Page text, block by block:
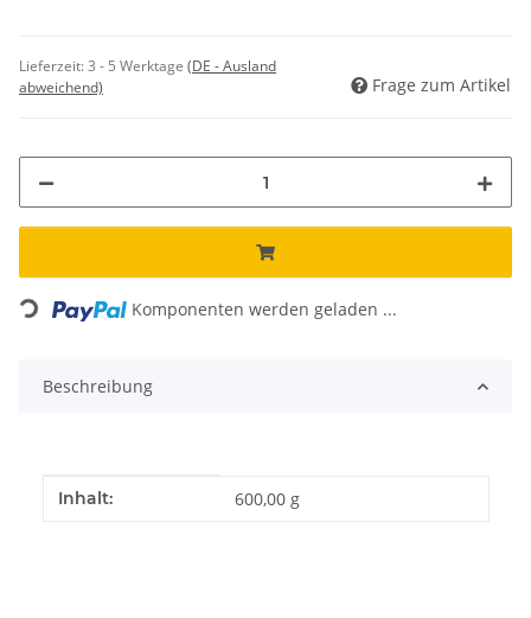
Lieferzeit:3 - 5 Werktage (DE - Ausland
abweichend)
Frage zum Artikel
Loading... Komponenten werden geladen ...
Beschreibung
Produkteigenschaft
Wert
Inhalt: 600,00 g